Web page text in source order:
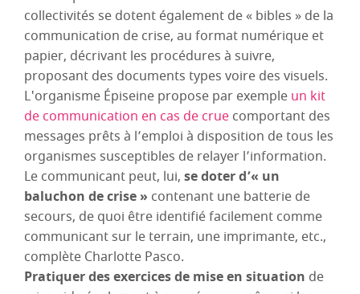
collectivités se dotent également de « bibles » de la
communication de crise, au format numérique et
papier, décrivant les procédures à suivre,
proposant des documents types voire des visuels.
L'organisme Épiseine propose par exemple un kit
de communication en cas de crue comportant des
messages prêts à l’emploi à disposition de tous les
organismes susceptibles de relayer l’information.
Le communicant peut, lui, se doter d’« un
baluchon de crise » contenant une batterie de
secours, de quoi être identifié facilement comme
communicant sur le terrain, une imprimante, etc.,
complète Charlotte Pasco.
Pratiquer des exercices de mise en situation de